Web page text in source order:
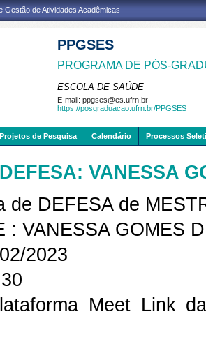
Gestão de Atividades Acadêmicas
PPGSES
PROGRAMA DE PÓS-
ESCOLA DE SAÚDE
E-mail: ppgses@es.ufrn.br
https://posgraduacao.ufrn.br/PPGSES
Projetos de Pesquisa Calendário Processos
VANESSA
de DEFESA de
: VANESSA GOMES
2023
Meet Link